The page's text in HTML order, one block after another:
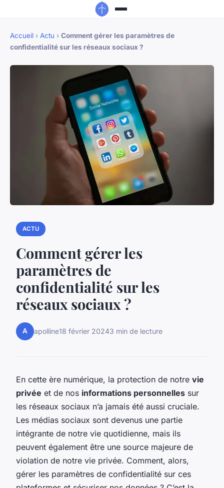
Accueil › Actu › Comment gérer les paramètres de
confidentialité sur les réseaux sociaux ?
ACTU
Comment gérer les
paramètres de
confidentialité sur les
réseaux sociaux ?
A apolline18 février 20243 min de lecture
En cette ère numérique, la protection de notre vie
privée et de nos informations personnelles sur
les réseaux sociaux n’a jamais été aussi cruciale.
Les médias sociaux sont devenus une partie
intégrante de notre vie quotidienne, mais ils
peuvent également être une source majeure de
violation de notre vie privée. Comment, alors,
gérer les paramètres de confidentialité sur ces